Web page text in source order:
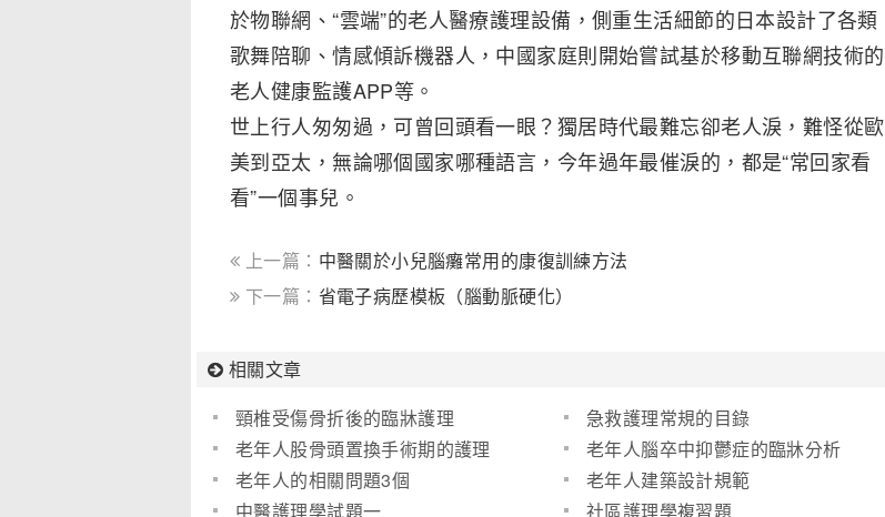
於物聯網、“雲端”的老人醫療護理設備，側重生活細節的日本設計了各類
歌舞陪聊、情感傾訴機器人，中國家庭則開始嘗試基於移動互聯網技術的
老人健康監護APP等。
世上行人匆匆過，可曾回頭看一眼？獨居時代最難忘卻老人淚，難怪從歐
美到亞太，無論哪個國家哪種語言，今年過年最催淚的，都是“常回家看
看”一個事兒。
上一篇： 中醫關於小兒腦癱常用的康復訓練方法
下一篇： 省電子病歷模板（腦動脈硬化）
相關文章
頸椎受傷骨折後的臨牀護理
急救護理常規的目錄
老年人股骨頭置換手術期的護理
老年人腦卒中抑鬱症的臨牀分析
及護理
老年人的相關問題3個
老年人建築設計規範
中醫護理學試題一
社區護理學複習題